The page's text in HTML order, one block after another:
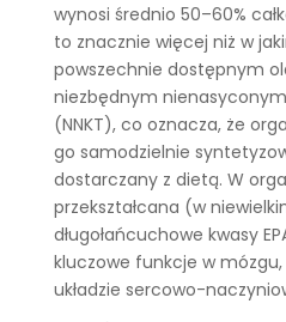
wynosi średnio 50–60%
to znacznie więcej niż w
powszechnie dostępnym
niezbędnym
(NNKT), co oznacza, że
go samodzielnie
dostarczany z dietą. W
przekształcana (w
długołańcuchowe kwasy
kluczowe funkcje w
układzie sercowo-